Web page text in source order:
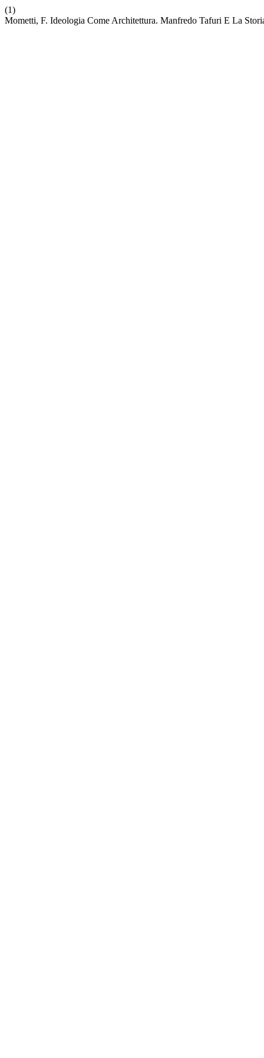
(1)
Mometti, F. Ideologia Come Architettura. Manfredo Tafuri E La